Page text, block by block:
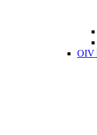
OIV